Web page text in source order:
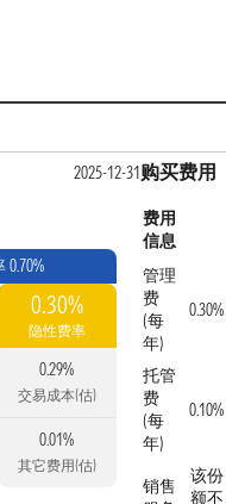
2025-12-31
0.30%
隐性费率
0.29%
交易成本(估)
0.01%
其它费用(估)
购买费用
费用
信息
管理
费
(每
年)
0.30%
托管
费
(每
年)
0.10%
销售
该份
额不